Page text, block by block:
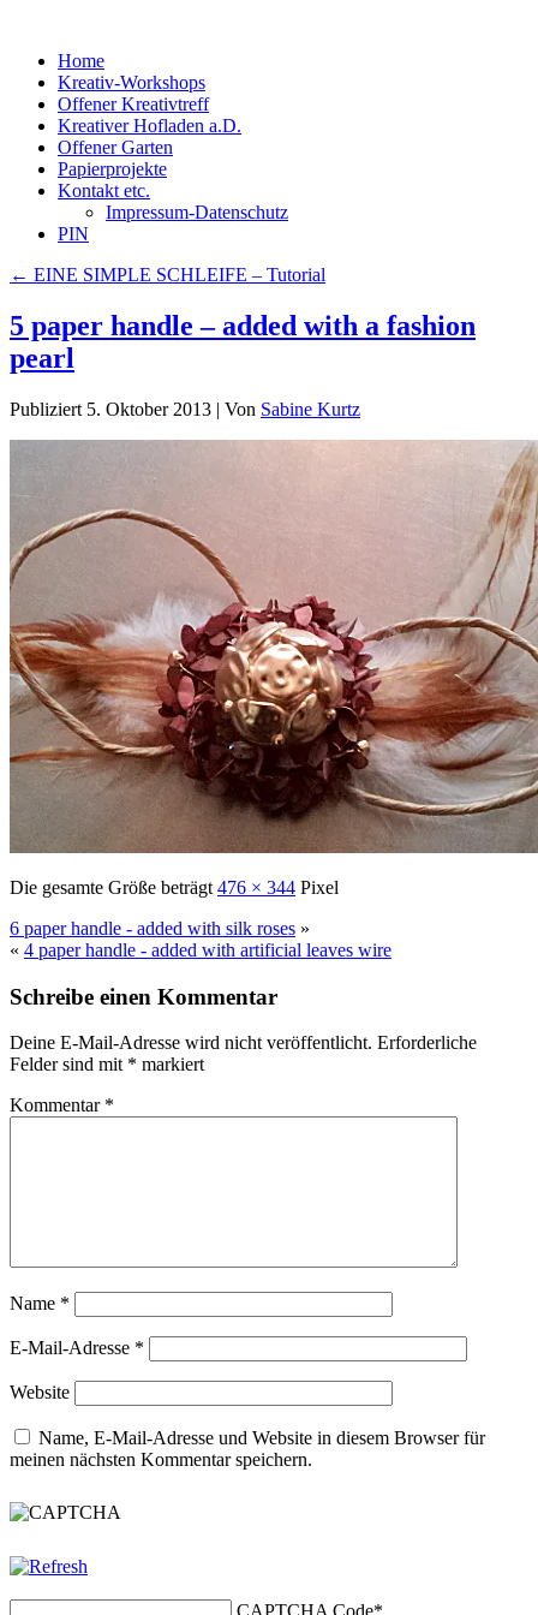
Home
Kreativ-Workshops
Offener Kreativtreff
Kreativer Hofladen a.D.
Offener Garten
Papierprojekte
Kontakt etc.
Impressum-Datenschutz
PIN
← EINE SIMPLE SCHLEIFE – Tutorial
5 paper handle – added with a fashion
pearl
Publiziert 5. Oktober 2013 | Von Sabine Kurtz
Die gesamte Größe beträgt 476 × 344 Pixel
6 paper handle - added with silk roses »
« 4 paper handle - added with artificial leaves wire
Schreibe einen Kommentar
Deine E-Mail-Adresse wird nicht veröffentlicht. Erforderliche
Felder sind mit * markiert
Kommentar *
Name *
E-Mail-Adresse *
Website
Name, E-Mail-Adresse und Website in diesem Browser für
meinen nächsten Kommentar speichern.